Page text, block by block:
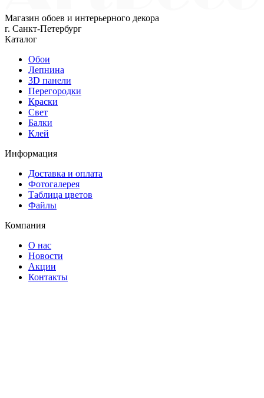
Магазин обоев и интерьерного декора
г. Санкт-Петербург
Каталог
Обои
Лепнина
3D панели
Перегородки
Краски
Свет
Балки
Клей
Информация
Доставка и оплата
Фотогалерея
Таблица цветов
Файлы
Компания
О нас
Новости
Акции
Контакты